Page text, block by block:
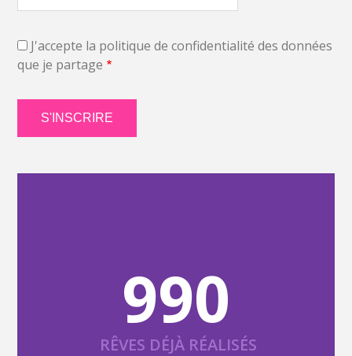
J'accepte la politique de confidentialité des données
que je partage
990
RÊVES DÉJÀ RÉALISÉS